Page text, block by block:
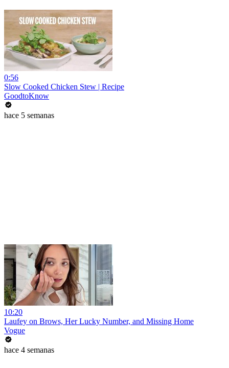
0:56
Slow Cooked Chicken Stew | Recipe
GoodtoKnow
hace 5 semanas
10:20
Laufey on Brows, Her Lucky Number, and Missing Home
Vogue
hace 4 semanas